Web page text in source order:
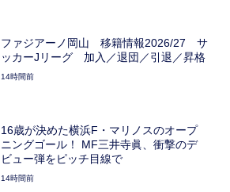
ファジアーノ岡山 移籍情報2026/27 サ
ッカーJリーグ 加入／退団／引退／昇格
14時間前
16歳が決めた横浜F・マリノスのオープ
ニングゴール！ MF三井寺眞、衝撃のデ
ビュー弾をピッチ目線で
14時間前